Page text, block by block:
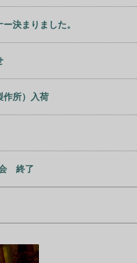
決まりました。
作所）入荷
終了